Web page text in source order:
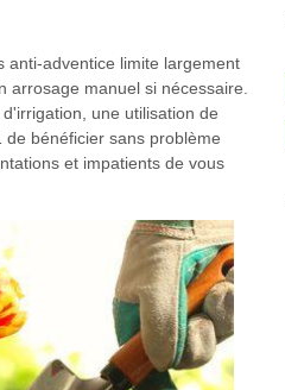
anti-adventice limite largement
arrosage manuel si nécessaire.
une utilisation de
bénéficier sans problème
et impatients de vous